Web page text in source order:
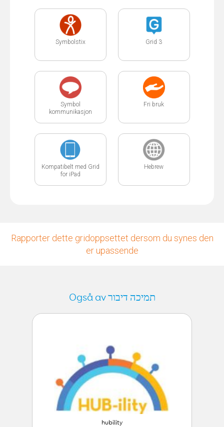
Symbolstix Grid 3
Symbol
kommunikasjon
Fri bruk
Kompatibelt med Grid
for iPad
Hebrew
Rapporter dette gridoppsettet dersom du synes den
er upassende
Også av תמיכה דיבור
hubility